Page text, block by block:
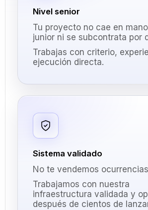
Nivel senior
Tu proyecto no cae en
junior ni se subcontrata por
Trabajas con criterio,
ejecución directa.
Sistema validado
No te vendemos
Trabajamos con nuestra
infraestructura validada y
después de cientos de